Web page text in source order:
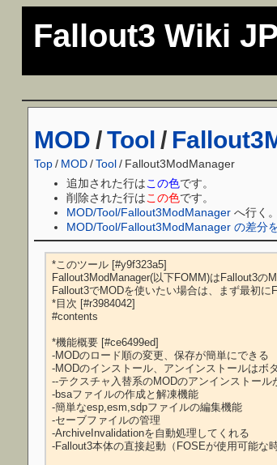
Fallout3 Wiki
MOD /Tool /
Top/ MOD/Tool / Fallout3ModManager
追加された行はこの色です。
削除された行はこの色です。
MOD/Tool/Fallout3ModManager へ行く。
MOD/Tool/Fallout3ModManager の差分
*このツール [#y9f323a5]
Fallout3ModManager(以下FOMM)はFallout3の
Fallout3でMODを使いたい場合は、まず最初に
*目次 [#r3984042]
#contents
*機能概要 [#ce6499ed]
-MODのロード順の変更、保存が簡単にできる
-MODのインストール、アンインストールはボ
--テクスチャ入替系のMODのアンインストール
-bsaファイルの作成と解凍機能
-簡単なesp,esm,sdpファイルの編集機能
-セーブファイルの管理
-ArchiveInvalidationを自動処理してくれる
-Fallout3本体の直接起動（FOSEが使用可能な